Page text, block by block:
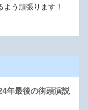
う頑張ります！
年最後の街頭演説